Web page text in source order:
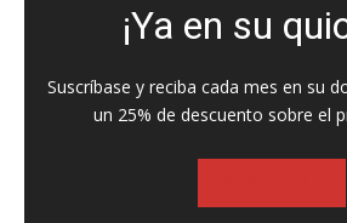
¡Ya en su
Suscríbase y reciba cada mes en su
un 25% de descuento sobre el